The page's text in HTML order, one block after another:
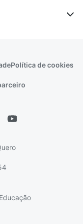
Brasil
Política de cookies